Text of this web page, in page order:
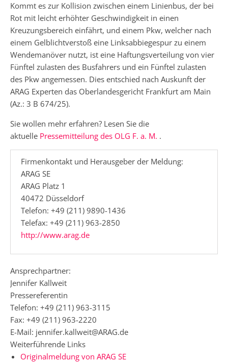
Kommt es zur Kollision zwischen einem Linienbus, der bei
Rot mit leicht erhöhter Geschwindigkeit in einen
Kreuzungsbereich einfährt, und einem Pkw, welcher nach
einem Gelblichtverstoß eine Linksabbiegespur zu einem
Wendemanöver nutzt, ist eine Haftungsverteilung von vier
Fünftel zulasten des Busfahrers und ein Fünftel zulasten
des Pkw angemessen. Dies entschied nach Auskunft der
ARAG Experten das Oberlandesgericht Frankfurt am Main
(Az.: 3 B 674/25).
Sie wollen mehr erfahren? Lesen Sie die
aktuelle Pressemitteilung des OLG F. a. M. .
Firmenkontakt und Herausgeber der Meldung:
ARAG SE
ARAG Platz 1
40472 Düsseldorf
Telefon: +49 (211) 9890-1436
Telefax: +49 (211) 963-2850
http://www.arag.de
Ansprechpartner:
Jennifer Kallweit
Pressereferentin
Telefon: +49 (211) 963-3115
Fax: +49 (211) 963-2220
E-Mail: jennifer.kallweit@ARAG.de
Weiterführende Links
Originalmeldung von ARAG SE